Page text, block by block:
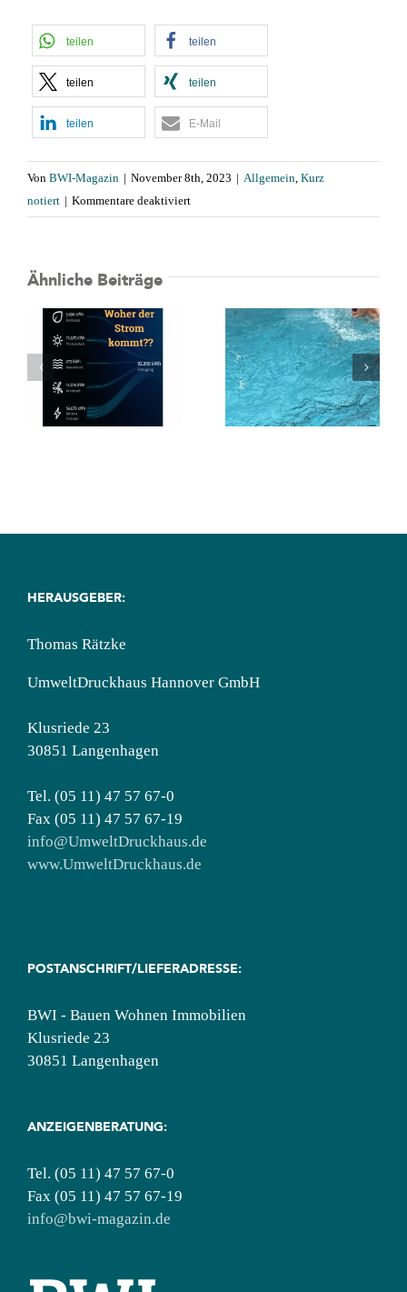
teilen teilen
teilen teilen
teilen E-Mail
Von BWI-Magazin | November 8th, 2023 | Allgemein Kurz
notiert | Kommentare deaktiviertfür
Prämien
Ähnliche Beiträge
Abtauchen,
Pool testen
Grüne
Hausnummer
2026:
Auszeichnung
für
HERAUSGEBER:
Thomas Rätzke
UmweltDruckhaus Hannover GmbH
Klusriede 23
30851 Langenhagen
Tel. (05 11) 47 57 67-0
Fax (05 11) 47 57 67-19
info@UmweltDruckhaus.de
www.UmweltDruckhaus.de
POSTANSCHRIFT/LIEFERADRESSE:
BWI - Bauen Wohnen Immobilien
Klusriede 23
30851 Langenhagen
ANZEIGENBERATUNG:
Tel. (05 11) 47 57 67-0
Fax (05 11) 47 57 67-19
info@bwi-magazin.de